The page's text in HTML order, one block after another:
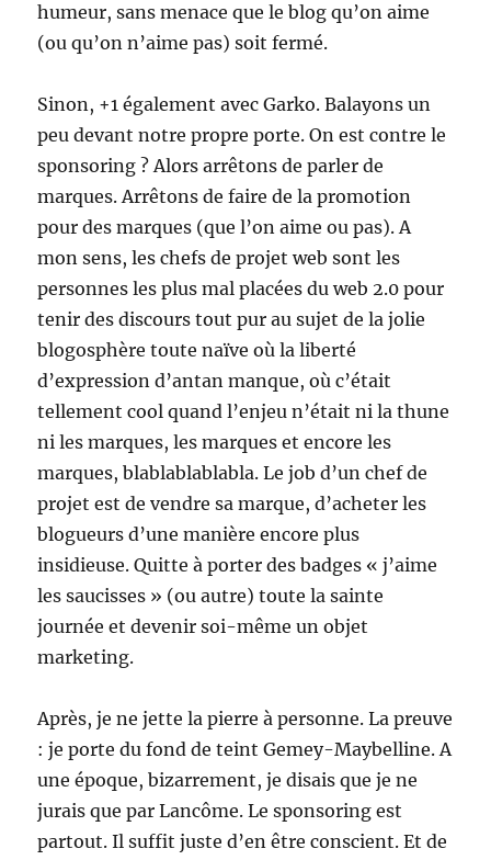
humeur, sans menace que le blog qu’on aime
(ou qu’on n’aime pas) soit fermé.
Sinon, +1 également avec Garko. Balayons un
peu devant notre propre porte. On est contre le
sponsoring ? Alors arrêtons de parler de
marques. Arrêtons de faire de la promotion
pour des marques (que l’on aime ou pas). A
mon sens, les chefs de projet web sont les
personnes les plus mal placées du web 2.0 pour
tenir des discours tout pur au sujet de la jolie
blogosphère toute naïve où la liberté
d’expression d’antan manque, où c’était
tellement cool quand l’enjeu n’était ni la thune
ni les marques, les marques et encore les
marques, blablablablabla. Le job d’un chef de
projet est de vendre sa marque, d’acheter les
blogueurs d’une manière encore plus
insidieuse. Quitte à porter des badges « j’aime
les saucisses » (ou autre) toute la sainte
journée et devenir soi-même un objet
marketing.
Après, je ne jette la pierre à personne. La preuve
: je porte du fond de teint Gemey-Maybelline. A
une époque, bizarrement, je disais que je ne
jurais que par Lancôme. Le sponsoring est
partout. Il suffit juste d’en être conscient. Et de